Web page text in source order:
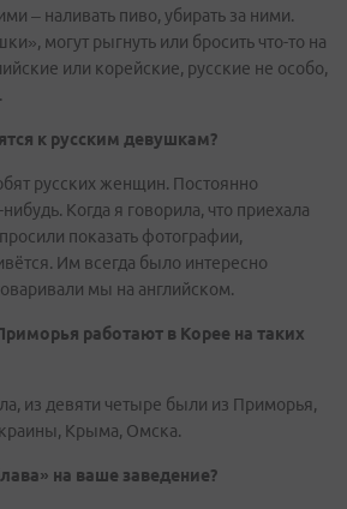
– наливать пиво, убирать за ними.
могут рыгнуть или бросить что-то на
или корейские, русские не особо,
к русским девушкам?
русских женщин. Постоянно
Когда я говорила, что приехала
показать фотографии,
Им всегда было интересно
мы на английском.
работают в Корее на таких
из девяти четыре были из Приморья,
Крыма, Омска.
на ваше заведение?